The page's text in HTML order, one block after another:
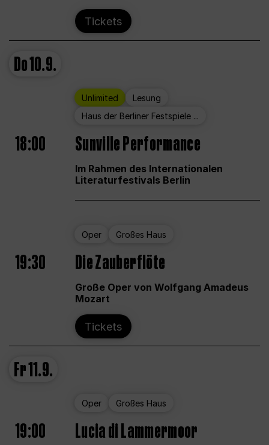
Tickets
Do10.9.
Unlimited
Lesung
Haus der Berliner Festspiele ...
18:00 Sunville Performance
Im Rahmen des Internationalen
Literaturfestivals Berlin
Oper Großes Haus
19:30 Die Zauberflöte
Große Oper von Wolfgang Amadeus
Mozart
Tickets
Fr11.9.
Oper Großes Haus
19:00 Lucia di Lammermoor